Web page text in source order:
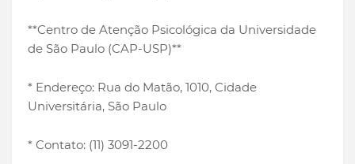
**Centro de Atenção Psicológica da Universidade
de São Paulo (CAP-USP)**
* Endereço: Rua do Matão, 1010, Cidade
Universitária, São Paulo
* Contato: (11) 3091-2200